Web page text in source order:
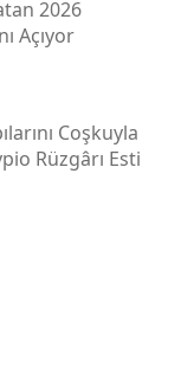
2026
Açıyor
Coşkuyla
Rüzgârı Esti